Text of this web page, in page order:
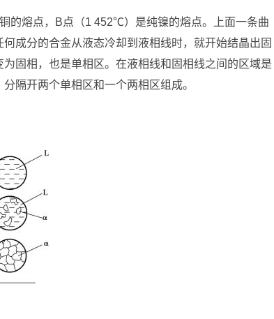
的熔点，B点（1 452℃）是纯镍的熔点。上面一条曲
成分的合金从液态冷却到液相线时，就开始结晶出固
固相，也是单相区。在液相线和固相线之间的区域是
隔开两个单相区和一个两相区组成。